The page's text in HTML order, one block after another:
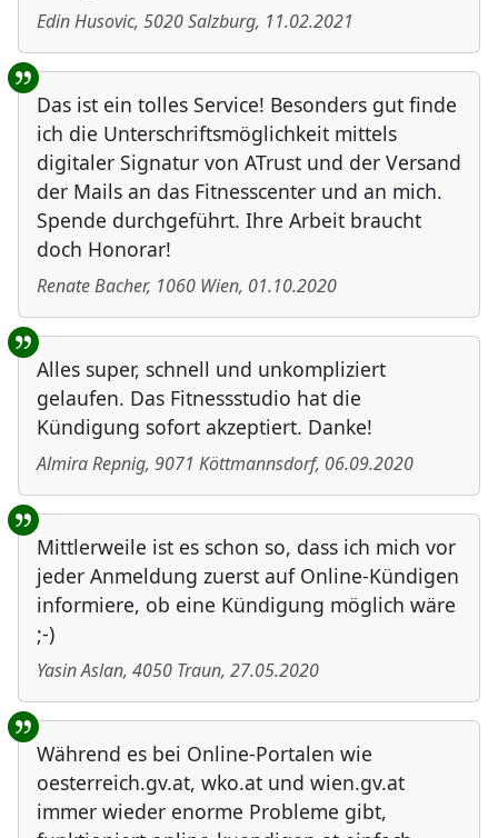
Edin Husovic, 5020Salzburg, 11.02.2021
Das ist ein tolles Service! Besonders gut finde
ich die Unterschriftsmöglichkeit mittels
digitaler Signatur von ATrust und der Versand
der Mails an das Fitnesscenter und an mich.
Spende durchgeführt. Ihre Arbeit braucht
doch Honorar!
Renate Bacher, 1060 Wien, 01.10.2020
Alles super, schnell und unkompliziert
gelaufen. Das Fitnessstudio hat die
Kündigung sofort akzeptiert. Danke!
Almira Repnig, 9071 Köttmannsdorf, 06.09.2020
Mittlerweile ist es schon so, dass ich mich vor
jeder Anmeldung zuerst auf Online-Kündigen
informiere, ob eine Kündigung möglich wäre
;-)
Yasin Aslan, 4050 Traun, 27.05.2020
Während es bei Online-Portalen wie
oesterreich.gv.at, wko.at und wien.gv.at
immer wieder enorme Probleme gibt,